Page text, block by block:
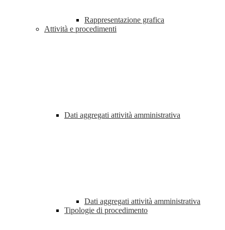
Rappresentazione grafica
Attività e procedimenti
Dati aggregati attività amministrativa
Dati aggregati attività amministrativa
Tipologie di procedimento